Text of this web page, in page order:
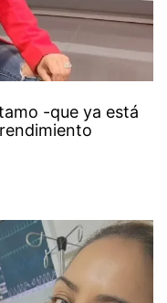
-que ya está